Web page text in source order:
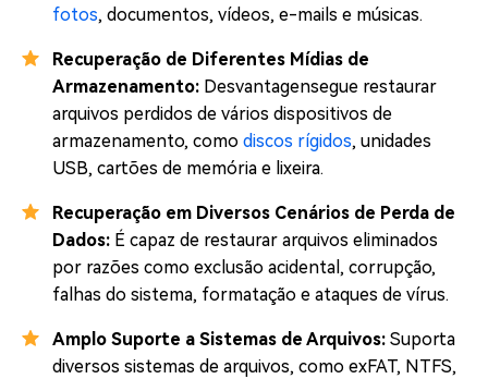
fotos, documentos, vídeos, e-mails e músicas.
Recuperação de Diferentes Mídias de
Armazenamento: Desvantagensegue restaurar
arquivos perdidos de vários dispositivos de
armazenamento, como discos rígidos, unidades
USB, cartões de memória e lixeira.
Recuperação em Diversos Cenários de Perda de
Dados: É capaz de restaurar arquivos eliminados
por razões como exclusão acidental, corrupção,
falhas do sistema, formatação e ataques de vírus.
Amplo Suporte a Sistemas de Arquivos: Suporta
diversos sistemas de arquivos, como exFAT, NTFS,